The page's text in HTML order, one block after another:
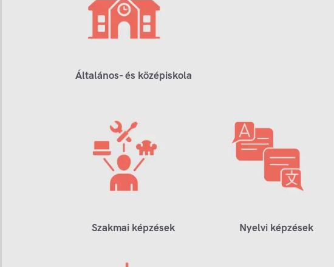
Általános- és középiskola
Szakmai képzések Nyelvi képzések